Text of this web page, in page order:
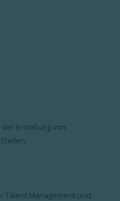
Erstellung von
Talent Management und